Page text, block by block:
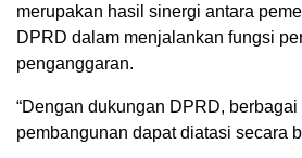
merupakan hasil sinergi antara
DPRD dalam menjalankan fungsi
penganggaran.
“Dengan dukungan DPRD, berbagai
pembangunan dapat diatasi secara